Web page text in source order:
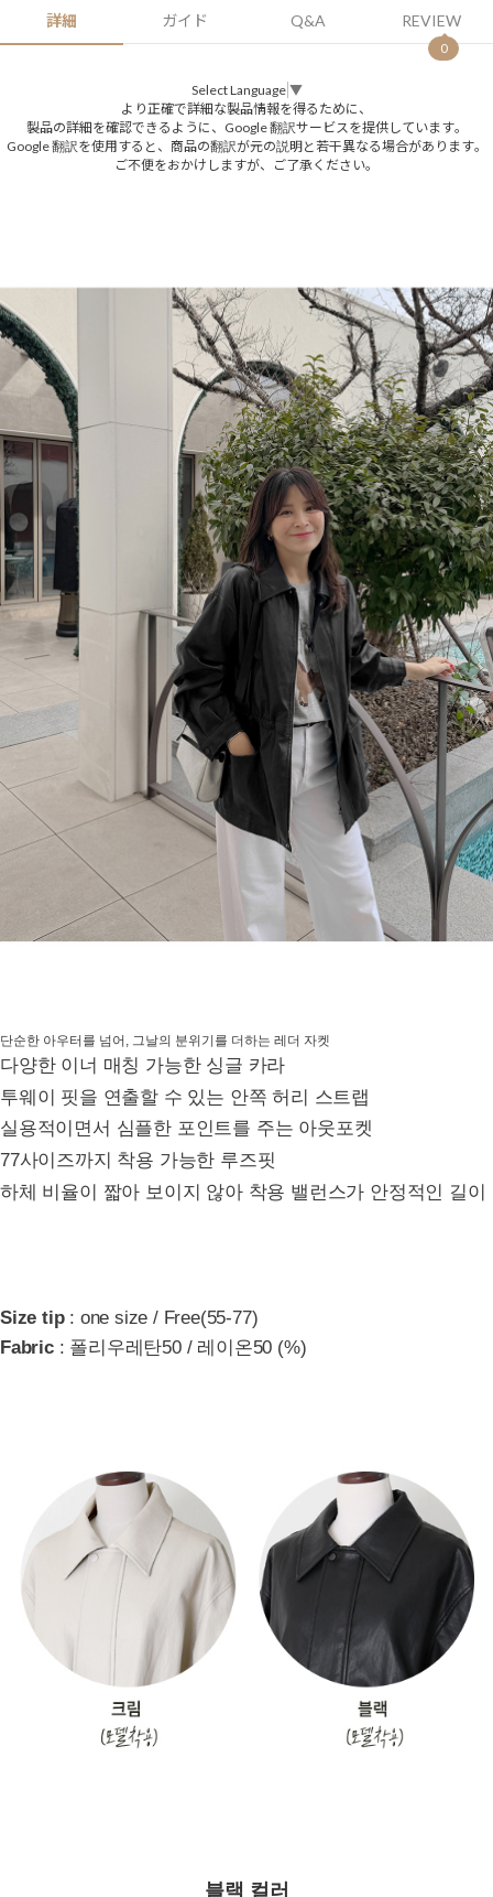
詳細 ガイド Q&A REVIEW
0
Select Language ▼
より正確で詳細な製品情報を得るために、
製品の詳細を確認できるように、Google 翻訳サービスを提供しています。
Google 翻訳を使用すると、商品の翻訳が元の説明と若干異なる場合があります。
ご不便をおかけしますが、ご了承ください。
단순한 아우터를 넘어, 그날의 분위기를 더하는 레더 자켓
다양한 이너 매칭 가능한 싱글 카라
투웨이 핏을 연출할 수 있는 안쪽 허리 스트랩
실용적이면서 심플한 포인트를 주는 아웃포켓
77사이즈까지 착용 가능한 루즈핏
하체 비율이 짧아 보이지 않아 착용 밸런스가 안정적인 길이
Size tip: one size / Free(55-77)
Fabric: 폴리우레탄50 / 레이온50 (%)
블랙 컬러